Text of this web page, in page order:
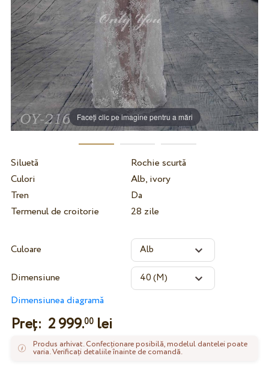
Faceți clic pe imagine pentru a mări
Siluetă
Rochie scurtă
Culori
Alb, ivory
Tren
Da
Termenul de croitorie
28 zile
Culoare
Dimensiune
Dimensiunea diagramă
Preț: 2 999.00lei
Produs arhivat. Confecționare posibilă, modelul dantelei poate
varia. Verificați detaliile înainte de comandă.